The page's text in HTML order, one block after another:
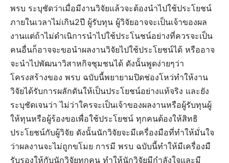
พรบ ระบุชัดว่าเมื่อมีงานวิจัยแล้วจะต้องนำไปใช้ประโยชน์
ภายในเวลาไม่เกิน2ปี ผู้รับทุน ผู้วิจัยอาจจะเป็นเจ้าของผล
งานแต่ถ้าไม่ดำเนิการนำไปใช้ประโนชน์อย่างที่ควรจะเป็น
คนอื่นก็อาจจะขอนำผลงานวิจัยไปใช้ประโยชน์ได้ หรืออาจ
จะนำไปพัฒนาวิสาหกิจชุมชนได้ ดังนั้นพูดง่ายๆว่า
โครงสร้างของ พรบ ฉบับนี้พยายามปิดช่องโหว่ทำให้งาน
วิจัยได้รับการผลักดันให้เป็นประโยชน์อย่างแท้จริง และยัง
ระบุชัดเจนว่า ไม่ว่าใครจะเป็นเจ้าของผลงานหรือผู้รับทุนผู้
ให้ทุนหรือผู้ร้องขอเพื่อใช้ประโยชน์ ทุกคนต้องให้สิทธิ
ประโยชน์กับผู้วิจัย ดังนั้นนักวิจัยจะมีเครื่องมือที่ทำให้มั่นใจ
ว่าผลงานจะไม่ถูกขโมย การมี พรบ ฉบับนี้ทำให้มีเครื่องมื
รับรองให้กับนักวิจัยทุกคน ทำให้นักวิจัยมีกำลังใจและมี